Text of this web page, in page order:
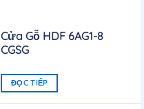
Cửa Gỗ HDF 6AG1-8
CGSG
ĐỌC TIẾP